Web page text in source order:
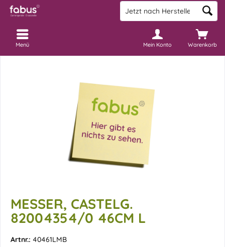
Warenkorb
Mein Konto
Menü
MESSER, CASTELG.
82004354/0 46CM L
Artnr.: 40461LMB